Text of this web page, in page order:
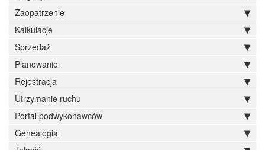
Zaopatrzenie
Kalkulacje
Sprzedaż
Planowanie
Rejestracja
Utrzymanie ruchu
Portal podwykonawców
Genealogia